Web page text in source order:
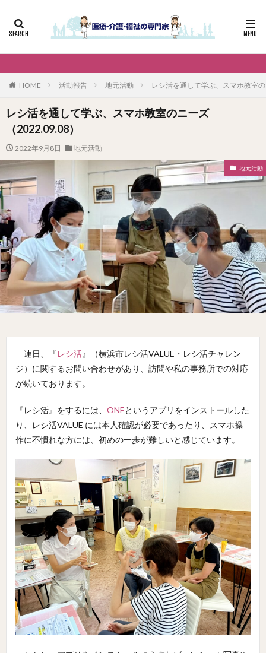
HOME 活動報告 地元活動 レシ活を通して学ぶ、スマホ教室
レシ活を通して学ぶ、スマホ教室のニーズ
（2022.09.08）
2022年9月8日 地元活動
地元活動
連日、『レシ活』（横浜市レシ活VALUE・レシ活チャレン
ジ）に関するお問い合わせがあり、訪問や私の事務所での対応
が続いております。
『レシ活』をするには、 ONEというアプリをインストールした
り、レシ活VALUE には本人確認が必要であったり、スマホ操
作に不慣れな方には、初めの一歩が難しいと感じています。